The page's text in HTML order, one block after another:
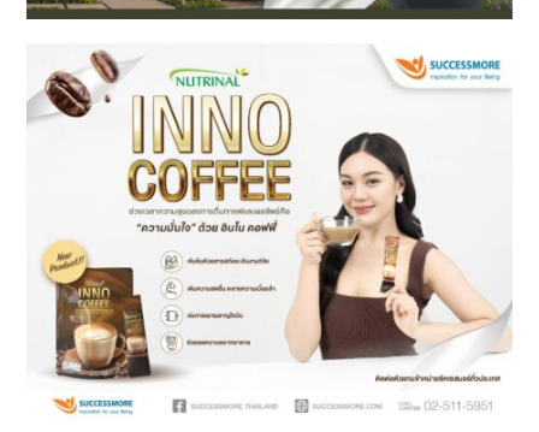
บุญมหาทานตักบาตรพระ 10,000 รูปกลาง
เมืองหาดใหญ่ ส่งเสริมบุญ-กระตุ้นท่อง
เที่ยวถิ่นใต้
12:36 pm
SMEs เฮ! ออมสินปล่อยกู้ ‘เติมตังค์’ วงเงิน
2,000 ล้านกู้ได้เต็มราคาหลักทรัพย์ผ่อน
ยาว 10 ปี